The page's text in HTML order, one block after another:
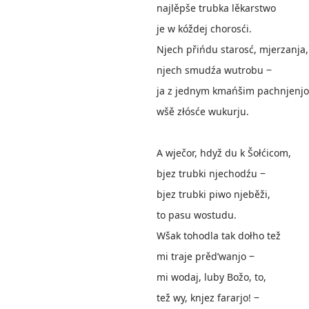
najlěpše trubka lěkarstwo
je w kóždej chorosći.
Njech přińdu starosć, mjerzanja,
njech smudźa wutrobu ‒
ja z jednym kmańšim
wšě złósće wukurju.
A wječor, hdyž du k Šołćicom,
bjez trubki njechodźu ‒
bjez trubki piwo njeběži,
to pasu wostudu.
Wšak tohodla tak dołho tež
mi traje prěd’wanjo ‒
mi wodaj, luby Božo, to,
tež wy, knjez fararjo! ‒